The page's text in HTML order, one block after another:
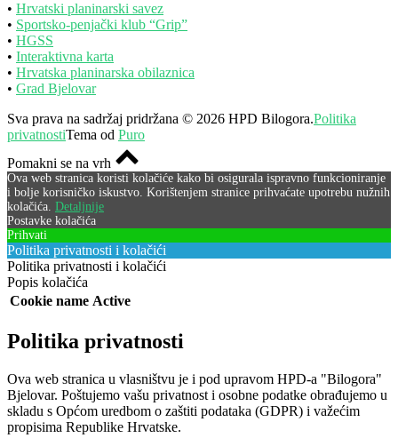
• Hrvatski planinarski savez
• Sportsko-penjački klub “Grip”
• HGSS
• Interaktivna karta
• Hrvatska planinarska obilaznica
• Grad Bjelovar
Sva prava na sadržaj pridržana © 2026 HPD Bilogora.Politika
privatnostiTema od Puro
Pomakni se na vrh
Ova web stranica koristi kolačiće kako bi osigurala ispravno funkcioniranje
i bolje korisničko iskustvo. Korištenjem stranice prihvaćate upotrebu nužnih
kolačića. Detaljnije
Postavke kolačića
Prihvati
Politika privatnosti i kolačići
Politika privatnosti i kolačići
Popis kolačića
Cookie name Active
Politika privatnosti
Ova web stranica u vlasništvu je i pod upravom HPD-a "Bilogora"
Bjelovar. Poštujemo vašu privatnost i osobne podatke obrađujemo u
skladu s Općom uredbom o zaštiti podataka (GDPR) i važećim
propisima Republike Hrvatske.